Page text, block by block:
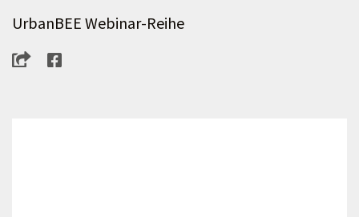
UrbanBEE Webinar-Reihe